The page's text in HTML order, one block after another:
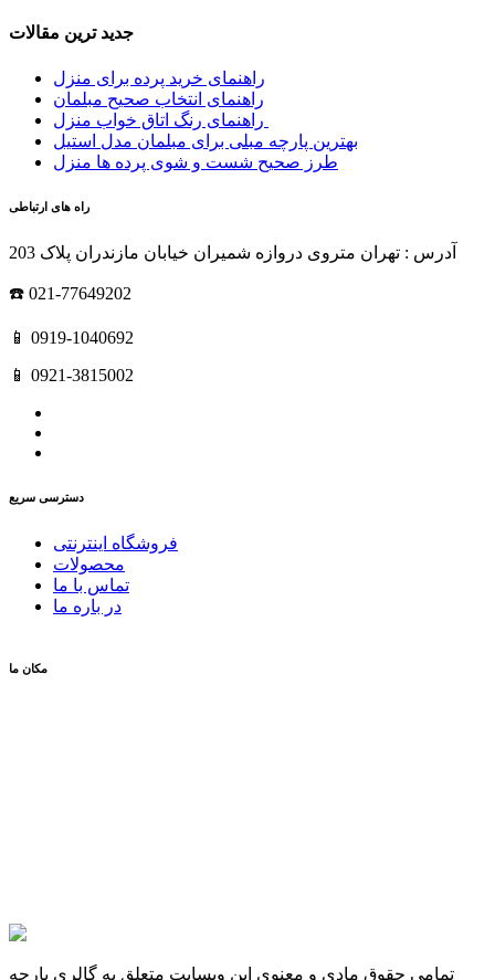
جدید ترین مقالات
راهنمای خرید پرده برای منزل
راهنمای انتخاب صحیح مبلمان
بهترین پارچه مبلی برای مبلمان مدل استیل
طرز صحیح شست و شوی پرده ها منزل
راه های ارتباطی
آدرس : تهران متروی دروازه شمیران خیابان مازندران پلاک 203
☎️ 021-77649202
📱 0919-1040692
📱 0921-3815002
دسترسی سریع
فروشگاه اینترنتی
محصولات
تماس با ما
در باره ما
مکان ما
تمامی حقوق مادی و معنوی این وبسایت متعلق به گالری پارچه